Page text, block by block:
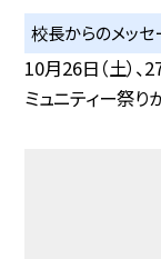
校長からのメッセ
10月26日（土）、
ミュニティー祭り